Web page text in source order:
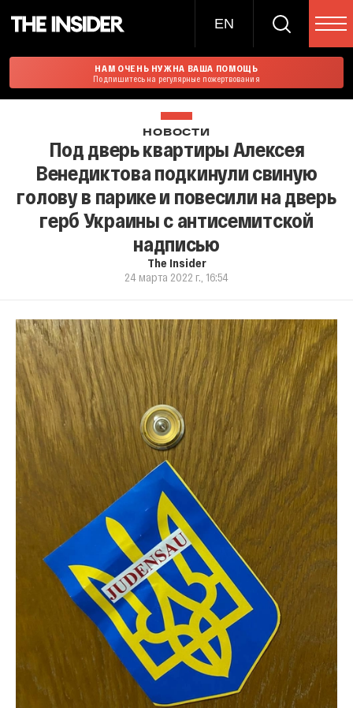
EN
НАМ ОЧЕНЬ НУЖНА ВАША ПОМОЩЬ
Подпишитесь на регулярные пожертвования
НОВОСТИ
Под дверь квартиры Алексея
Венедиктова подкинули свиную
голову в парике и повесили на дверь
герб Украины c антисемитской
надписью
The Insider
24 марта 2022 г., 16:54